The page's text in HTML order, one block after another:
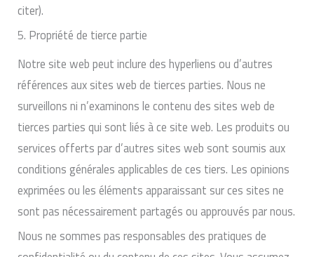
citer).
5. Propriété de tierce partie
Notre site web peut inclure des hyperliens ou d’autres
références aux sites web de tierces parties. Nous ne
surveillons ni n’examinons le contenu des sites web de
tierces parties qui sont liés à ce site web. Les produits ou
services offerts par d’autres sites web sont soumis aux
conditions générales applicables de ces tiers. Les opinions
exprimées ou les éléments apparaissant sur ces sites ne
sont pas nécessairement partagés ou approuvés par nous.
Nous ne sommes pas responsables des pratiques de